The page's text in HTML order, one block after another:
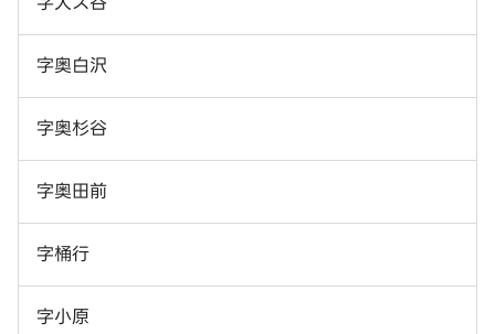
字奥白沢
字奥杉谷
字奥田前
字桶行
字小原